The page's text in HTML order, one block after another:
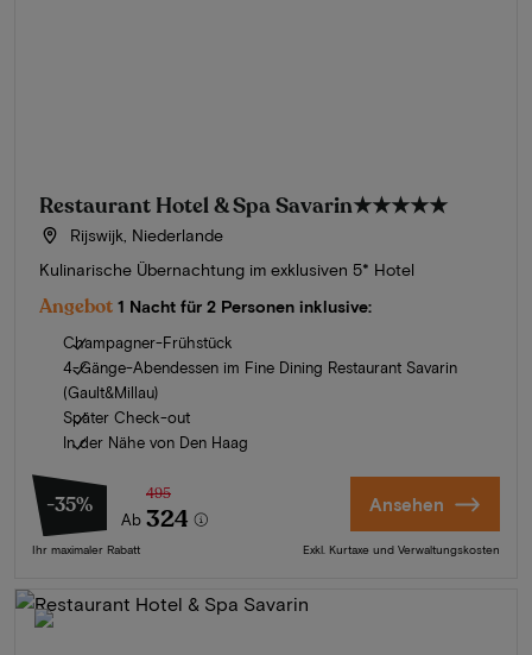
Restaurant Hotel & Spa Savarin★★★★★
Rijswijk, Niederlande
Kulinarische Übernachtung im exklusiven 5* Hotel
Angebot 1 Nacht für 2 Personen inklusive:
Champagner-Frühstück
4-Gänge-Abendessen im Fine Dining Restaurant Savarin
(Gault&Millau)
Später Check-out
In der Nähe von Den Haag
-35%
Ab
495
324
Ihr maximaler Rabatt
Ansehen
Exkl. Kurtaxe und Verwaltungskosten